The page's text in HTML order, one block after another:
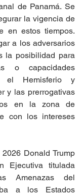
de Panamá. Se
la vigencia de
en estos tiempos.
a los adversarios
la posibilidad para
o capacidades
el Hemisferio y
y las prerrogativas
en la zona de
con los intereses
Donald Trump
Ejecutiva titulada
Amenazas del
a los Estados